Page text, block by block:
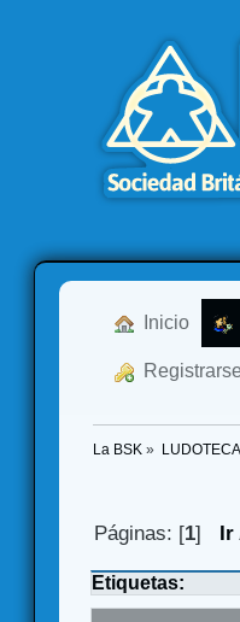
Inicio
La BSK » LUDOTECA
Páginas: [1]
Etiquetas: